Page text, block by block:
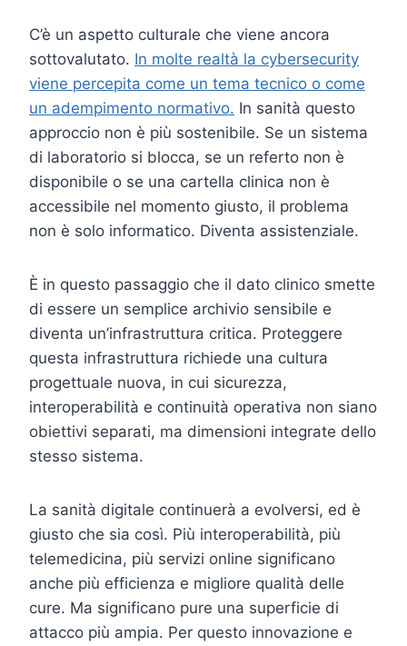
C’è un aspetto culturale che viene ancora
sottovalutato. In molte realtà la cybersecurity
viene percepita come un tema tecnico o come
un adempimento normativo. In sanità questo
approccio non è più sostenibile. Se un sistema
di laboratorio si blocca, se un referto non è
disponibile o se una cartella clinica non è
accessibile nel momento giusto, il problema
non è solo informatico. Diventa assistenziale.
È in questo passaggio che il dato clinico smette
di essere un semplice archivio sensibile e
diventa un’infrastruttura critica. Proteggere
questa infrastruttura richiede una cultura
progettuale nuova, in cui sicurezza,
interoperabilità e continuità operativa non siano
obiettivi separati, ma dimensioni integrate dello
stesso sistema.
La sanità digitale continuerà a evolversi, ed è
giusto che sia così. Più interoperabilità, più
telemedicina, più servizi online significano
anche più efficienza e migliore qualità delle
cure. Ma significano pure una superficie di
attacco più ampia. Per questo innovazione e